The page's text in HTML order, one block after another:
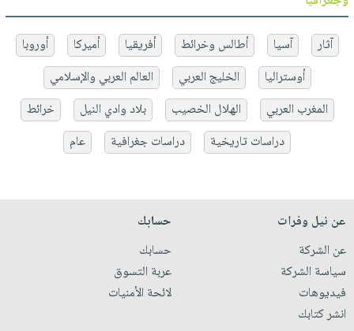
آثار آسيا أطالس وخرائط أفريقيا أميركا
أوروبا
أوستراليا
الخليج العربي
العالم العربي والإسلامي
المغرب العربي
الهلال الخصيب بلاد وادي النيل
خرائط
دراسات تاريخية
دراسات جغرافية عام
عن نيل وفرات
عن الشركة
سياسة الشركة
فيديوهات
انشر كتابك
حسابك
حسابك
عربة التسوق
لائحة الأمنيات